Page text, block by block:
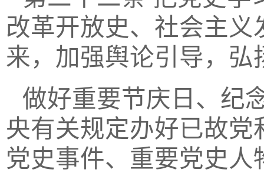
改革开放史、社会主
来，加强舆论引导，
做好重要节庆日、纪
央有关规定办好已故
党史事件、重要党史